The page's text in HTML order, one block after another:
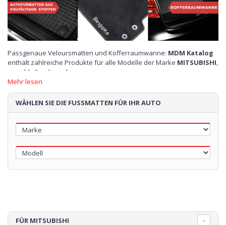
Passgenaue Veloursmatten und Kofferraumwanne: MDM Katalog
enthält zahlreiche Produkte für alle Modelle der Marke MITSUBISHI,
sowohl alte als auch neue.
bietet Ihnen kundenspezifische Fußmattenin verschiedenen
Stoffen, vom geruchsneutralen und rutschfesten Gummi bis zum
gewähren. Sie haben auch die Möglichkeit Ihre Automatten mit Logo
oder mit bestickten Namen zu personalisieren.
MITSUBISHI Fußmatten
Materialien für den Alltag.
Mehr lesen
WÄHLEN SIE DIE FUSSMATTEN FÜR IHR AUTO
FÜR MITSUBISHI